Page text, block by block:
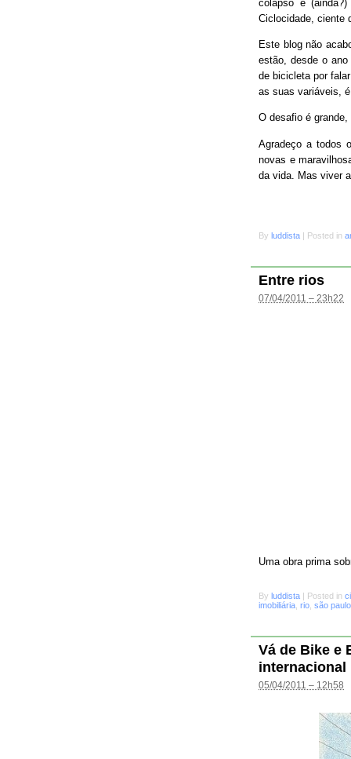
colapso e
Ciclocidade, ciente
Este blog não
estão, desde o ano
de bicicleta por
as suas variáveis,
O desafio é
Agradeço a todos
novas e
da vida. Mas viver
By luddista | Posted in
Entre rios
07/04/2011 – 23h22
Uma obra prima
By luddista | Posted in
imobiliária rio são paulo
Vá de Bike e
internacional
05/04/2011 – 12h58